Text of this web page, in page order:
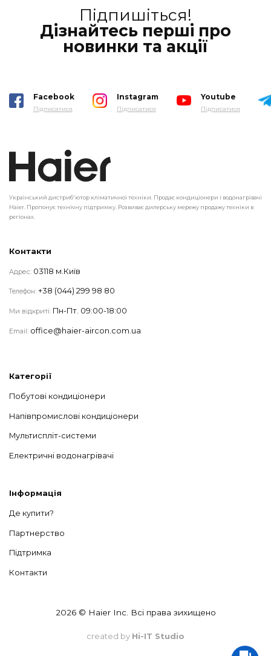
Підпишіться!
Дізнайтесь перші про
новинки та акції
Facebook
Підписатися
Instagram
Підписатися
Youtube
Підписатися
Український дистриб'ютор кліматичної техніки. Продає кондиціонери і водонагрівачі
Haier. Пропонує технічну підтримку. Розвиває дилерську мережу продажу техніки в
регіонах.
Категорії
Побутові кондиціонери
Напівпромислові кондиціонери
Мультиспліт-системи
Електричні водонагрівачі
Інформація
Де купити?
Партнерство
Підтримка
Контакти
Контакти
Адрес: 03118 м.Київ
Телефон: +38 (044) 299 98 80
Ми відкриті: Пн-Пт. 09:00-18:00
Email: office@haier-aircon.com.ua
2026 © Haier Inc. Всі права зихищено
created by Hi-IT Studio